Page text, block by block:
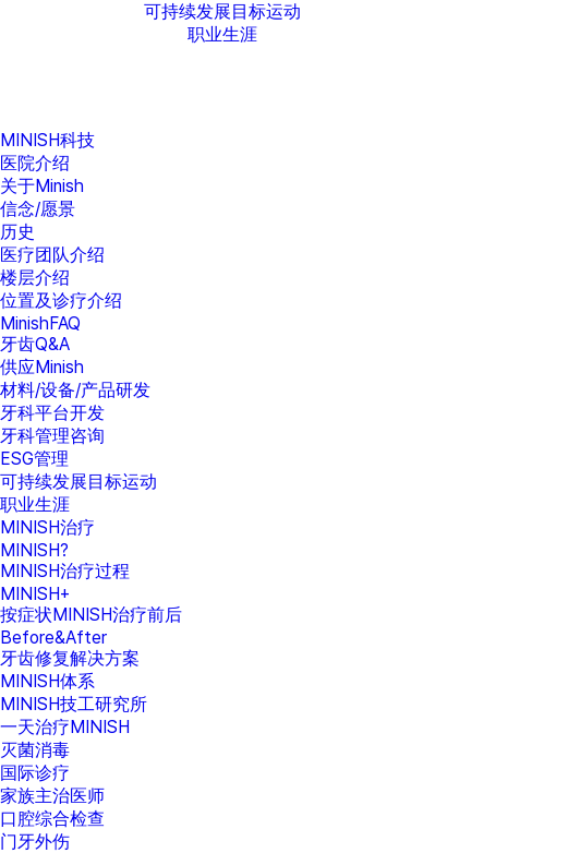
可持续发展目标运动
职业生涯
MINISH科技
医院介绍
关于Minish
信念/愿景
历史
医疗团队介绍
楼层介绍
位置及诊疗介绍
MinishFAQ
牙齿Q&A
供应Minish
材料/设备/产品研发
牙科平台开发
牙科管理咨询
ESG管理
可持续发展目标运动
职业生涯
MINISH治疗
MINISH?
MINISH治疗过程
MINISH+
按症状MINISH治疗前后
Before&After
牙齿修复解决方案
MINISH体系
MINISH技工研究所
一天治疗MINISH
灭菌消毒
国际诊疗
家族主治医师
口腔综合检查
门牙外伤